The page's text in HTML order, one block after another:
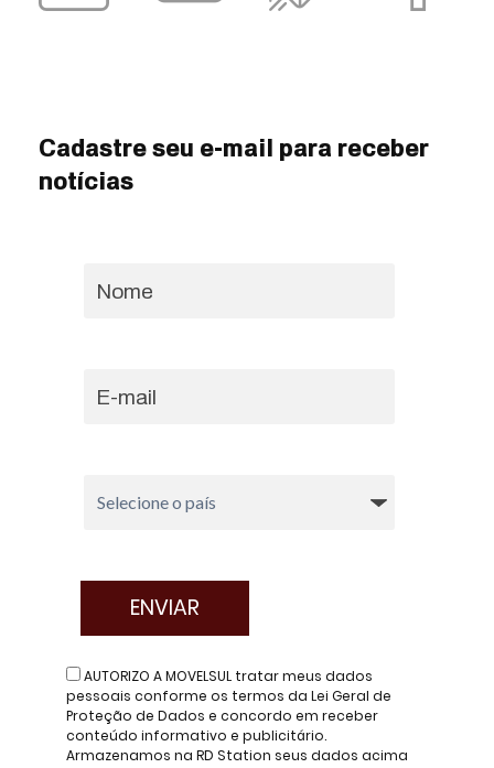
Cadastre seu e-mail para receber
notícias
AUTORIZO A MOVELSUL tratar meus dados
pessoais conforme os termos da Lei Geral de
Proteção de Dados e concordo em receber
conteúdo informativo e publicitário.
Armazenamos na RD Station seus dados acima